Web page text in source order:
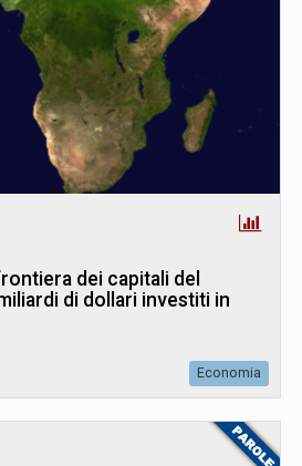
dei capitali del
di dollari investiti in
Economia